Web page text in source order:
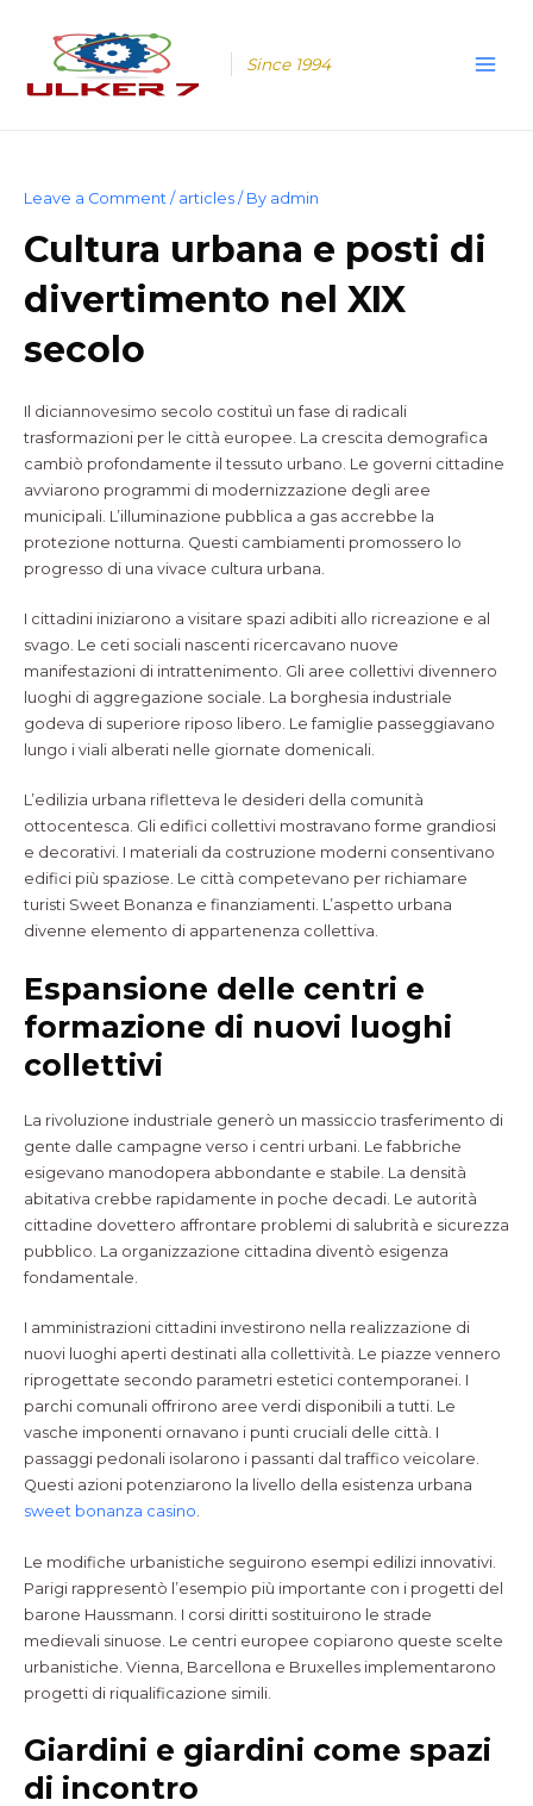
content
Since 1994
Leave a Comment / articles/ By admin
Cultura urbana e posti di
divertimento nel XIX
secolo
Il diciannovesimo secolo costituì un fase di radicali
trasformazioni per le città europee. La crescita demografica
cambiò profondamente il tessuto urbano. Le governi cittadine
avviarono programmi di modernizzazione degli aree
municipali. L’illuminazione pubblica a gas accrebbe la
protezione notturna. Questi cambiamenti promossero lo
progresso di una vivace cultura urbana.
I cittadini iniziarono a visitare spazi adibiti allo ricreazione e al
svago. Le ceti sociali nascenti ricercavano nuove
manifestazioni di intrattenimento. Gli aree collettivi divennero
luoghi di aggregazione sociale. La borghesia industriale
godeva di superiore riposo libero. Le famiglie passeggiavano
lungo i viali alberati nelle giornate domenicali.
L’edilizia urbana rifletteva le desideri della comunità
ottocentesca. Gli edifici collettivi mostravano forme grandiosi
e decorativi. I materiali da costruzione moderni consentivano
edifici più spaziose. Le città competevano per richiamare
turisti Sweet Bonanza e finanziamenti. L’aspetto urbana
divenne elemento di appartenenza collettiva.
Espansione delle centri e
formazione di nuovi luoghi
collettivi
La rivoluzione industriale generò un massiccio trasferimento di
gente dalle campagne verso i centri urbani. Le fabbriche
esigevano manodopera abbondante e stabile. La densità
abitativa crebbe rapidamente in poche decadi. Le autorità
cittadine dovettero affrontare problemi di salubrità e sicurezza
pubblico. La organizzazione cittadina diventò esigenza
fondamentale.
I amministrazioni cittadini investirono nella realizzazione di
nuovi luoghi aperti destinati alla collettività. Le piazze vennero
riprogettate secondo parametri estetici contemporanei. I
parchi comunali offrirono aree verdi disponibili a tutti. Le
vasche imponenti ornavano i punti cruciali delle città. I
passaggi pedonali isolarono i passanti dal traffico veicolare.
Questi azioni potenziarono la livello della esistenza urbana
sweet bonanza casino.
Le modifiche urbanistiche seguirono esempi edilizi innovativi.
Parigi rappresentò l’esempio più importante con i progetti del
barone Haussmann. I corsi diritti sostituirono le strade
medievali sinuose. Le centri europee copiarono queste scelte
urbanistiche. Vienna, Barcellona e Bruxelles implementarono
progetti di riqualificazione simili.
Giardini e giardini come spazi
di incontro